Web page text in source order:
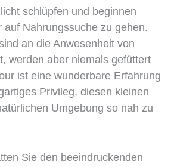
schlüpfen und beginnen
auf Nahrungssuche zu gehen.
an die Anwesenheit von
werden aber niemals gefüttert
ist eine wunderbare Erfahrung
Privileg, diesen kleinen
Umgebung so nah zu
Sie den beeindruckenden